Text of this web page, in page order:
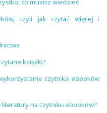
co musisz wiedzieć
czyli jak czytać więcej i
książki?
czytnika ebooków
na czytniku ebooków?